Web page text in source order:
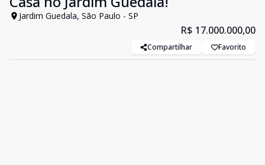
Jardim Guedala, São Paulo - SP
R$ 17.000.000,00
Compartilhar Favorito